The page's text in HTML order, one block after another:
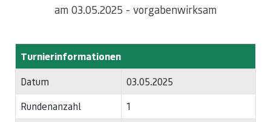
am 03.05.2025 - vorgabenwirksam
Turnierinformationen
Datum
03.05.2025
Rundenanzahl
1